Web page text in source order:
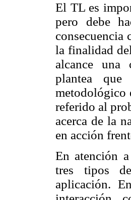
El TL es
pero debe
consecuencia
la finalidad
alcance una
plantea
metodológico
referido al
acerca de la
en acción
En atención
tres tipos
aplicación.